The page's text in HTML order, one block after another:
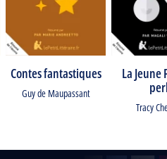
Contes fantastiques
Guy de Maupassant
La Jeune
Tracy